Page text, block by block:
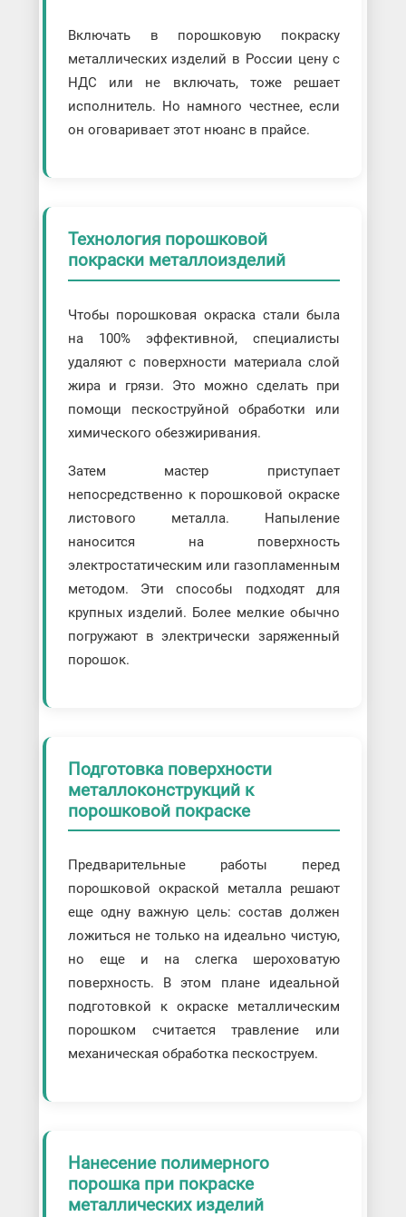
Включать в порошковую покраску
металлических изделий в России цену с
НДС или не включать, тоже решает
исполнитель. Но намного честнее, если
он оговаривает этот нюанс в прайсе.
Технология порошковой
покраски металлоизделий
Чтобы порошковая окраска стали была
на 100% эффективной, специалисты
удаляют с поверхности материала слой
жира и грязи. Это можно сделать при
помощи пескоструйной обработки или
химического обезжиривания.
Затем мастер приступает
непосредственно к порошковой окраске
листового металла. Напыление
наносится на поверхность
электростатическим или газопламенным
методом. Эти способы подходят для
крупных изделий. Более мелкие обычно
погружают в электрически заряженный
порошок.
Подготовка поверхности
металлоконструкций к
порошковой покраске
Предварительные работы перед
порошковой окраской металла решают
еще одну важную цель: состав должен
ложиться не только на идеально чистую,
но еще и на слегка шероховатую
поверхность. В этом плане идеальной
подготовкой к окраске металлическим
порошком считается травление или
механическая обработка пескоструем.
Нанесение полимерного
порошка при покраске
металлических изделий